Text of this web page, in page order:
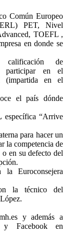
Común Europeo
PET, Nivel
TOEFL ,
en donde se
de
participar en el
(impartida en el
el país dónde
específica “Arrive
para hacer un
la competencia de
en su defecto del
Euroconsejera
la técnico del
y además a
Facebook en